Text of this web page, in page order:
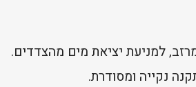
למניעת יציאת מים מהצדדים.
נקייה ומסודרת.